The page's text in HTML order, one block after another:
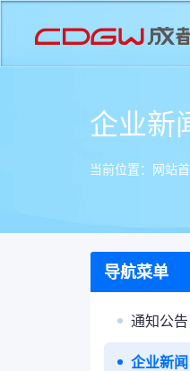
企业新
当前位置： 网站
导航菜单
通知公告
企业新闻